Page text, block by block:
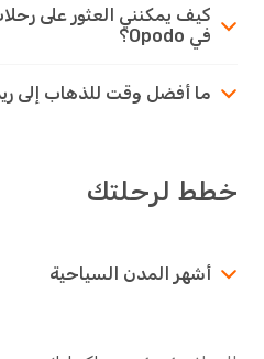
كيف يمكنني العثور على
في Opodo؟
ما أفضل وقت للذهاب إلى
خطط لرحلتك
أشهر المدن السياحية